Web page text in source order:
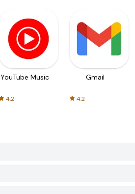
YouTube Music
4.2
Gmail
4.2